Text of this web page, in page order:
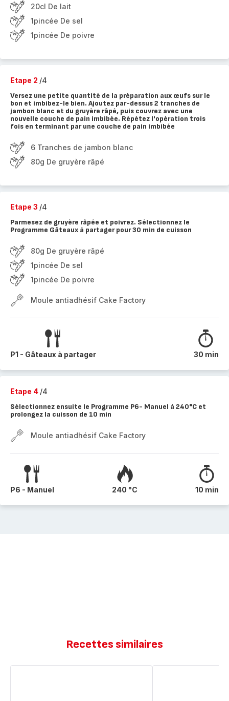
20cl De lait
1pincée De sel
1pincée De poivre
Etape 2 /4
Versez une petite quantité de la préparation aux œufs sur le
bon et imbibez-le bien. Ajoutez par-dessus 2 tranches de
jambon blanc et du gruyère râpé, puis couvrez avec une
nouvelle couche de pain imbibée. Répétez l'opération trois
fois en terminant par une couche de pain imbibée
6 Tranches de jambon blanc
80g De gruyère râpé
Etape 3 /4
Parmesez de gruyère râpée et poivrez. Sélectionnez le
Programme Gâteaux à partager pour 30 min de cuisson
80g De gruyère râpé
1pincée De sel
1pincée De poivre
Moule antiadhésif Cake Factory
P1 - Gâteaux à partager 30 min
Etape 4 /4
Sélectionnez ensuite le Programme P6- Manuel à 240°C et
prolongez la cuisson de 10 min
Moule antiadhésif Cake Factory
P6 - Manuel 240 °C 10 min
Recettes similaires